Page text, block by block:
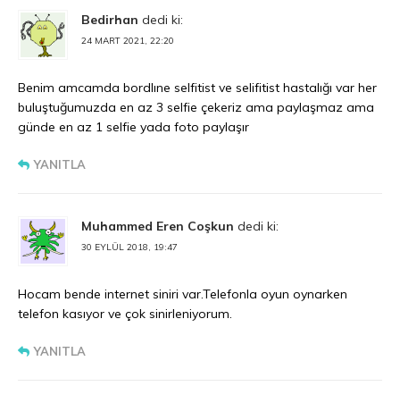
Bedirhan dedi ki:
24 MART 2021, 22:20
Benim amcamda bordlıne selfitist ve selifitist hastalığı var her
buluştuğumuzda en az 3 selfie çekeriz ama paylaşmaz ama
günde en az 1 selfie yada foto paylaşır
YANITLA
Muhammed Eren Coşkun dedi ki:
30 EYLÜL 2018, 19:47
Hocam bende internet siniri var.Telefonla oyun oynarken
telefon kasıyor ve çok sinirleniyorum.
YANITLA